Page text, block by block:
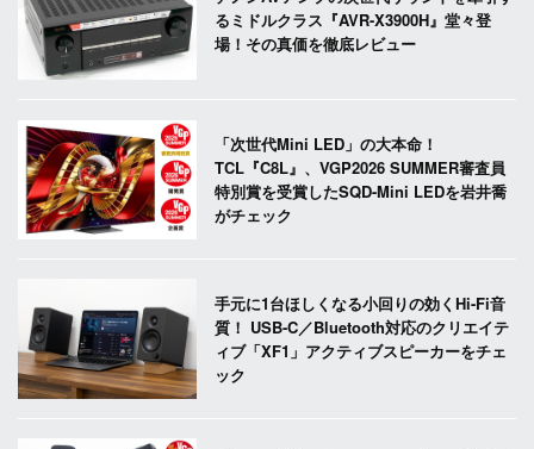
るミドルクラス『AVR-X3900H』堂々登
場！その真価を徹底レビュー
「次世代Mini LED」の大本命！
TCL『C8L』、VGP2026 SUMMER審査員
特別賞を受賞したSQD-Mini LEDを岩井喬
がチェック
手元に1台ほしくなる小回りの効くHi-Fi音
質！ USB-C／Bluetooth対応のクリエイテ
ィブ「XF1」アクティブスピーカーをチェ
ック